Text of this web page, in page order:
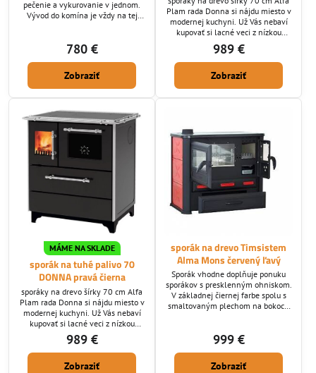
pečenie a vykurovanie v jednom.
Vývod do komína je vždy na tej
a bočné.
780 €
Zobraziť
Plam rada Donna si nájdu miesto v
modernej kuchyni. Už Vás nebaví
kupovať si lacné veci z nízkou
životnosťou? Vysoko kvalitné
použité materiály zabezpečia dlhú
životnosť. Samozrejmosťou je
šamotové ohnisko s horným
zvýšenie účinnosti spaľovania
vypisovaní objednávky:...
989 €
Zobraziť
MÁME NA SKLADE
sporák na tuhé palivo 70
DONNA pravá čierna
sporáky na drevo šírky 70 cm Alfa
Plam rada Donna si nájdu miesto v
modernej kuchyni. Už Vás nebaví
kupovať si lacné veci z nízkou
životnosťou? Vysoko kvalitné
použité materiály zabezpečia dlhú
životnosť. Samozrejmosťou je
šamotové ohnisko s horným
989 €
Zobraziť
sporák na drevo Timsistem
Alma Mons červený ľavý
Sporák vhodne doplňuje ponuku
sporákov s presklenným ohniskom.
V základnej čiernej farbe spolu s
smaltovaným plechom na bokoch
zadné a dá sa meniť.
999 €
Zobraziť